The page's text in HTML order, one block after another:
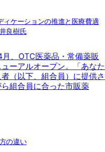
ィケーションの推進と医療費適
良樹氏
、OTC医薬品・常備薬販
ーアルオープン。「あなた
（以下、組合員）に提供さ
組合員に合った市販薬
の違い